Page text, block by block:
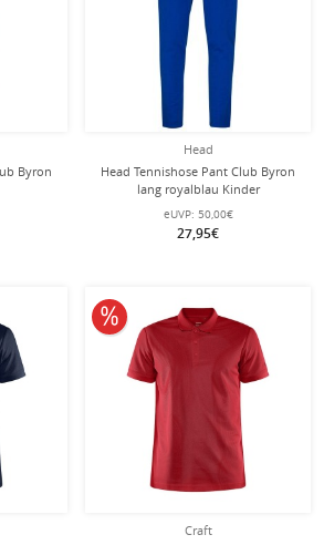
Byron
Head
Head Tennishose Pant Club Byron
lang royalblau Kinder
eUVP: 50,00€
27,95€
Craft
10% reduziert